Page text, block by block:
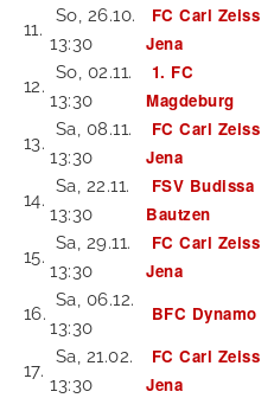
11.
So, 26.10.
13:30
FC Carl Zeiss
Jena
12.
So, 02.11.
13:30
1. FC
Magdeburg
13.
Sa, 08.11.
13:30
FC Carl Zeiss
Jena
14.
Sa, 22.11.
13:30
FSV Budissa
Bautzen
15.
Sa, 29.11.
13:30
FC Carl Zeiss
Jena
16.
Sa, 06.12.
13:30
BFC Dynamo
17.
Sa, 21.02.
13:30
FC Carl Zeiss
Jena